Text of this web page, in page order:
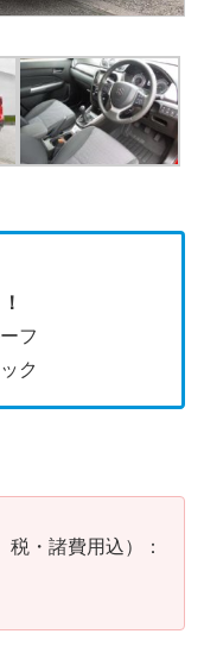
フ
ク
・諸費用込）：